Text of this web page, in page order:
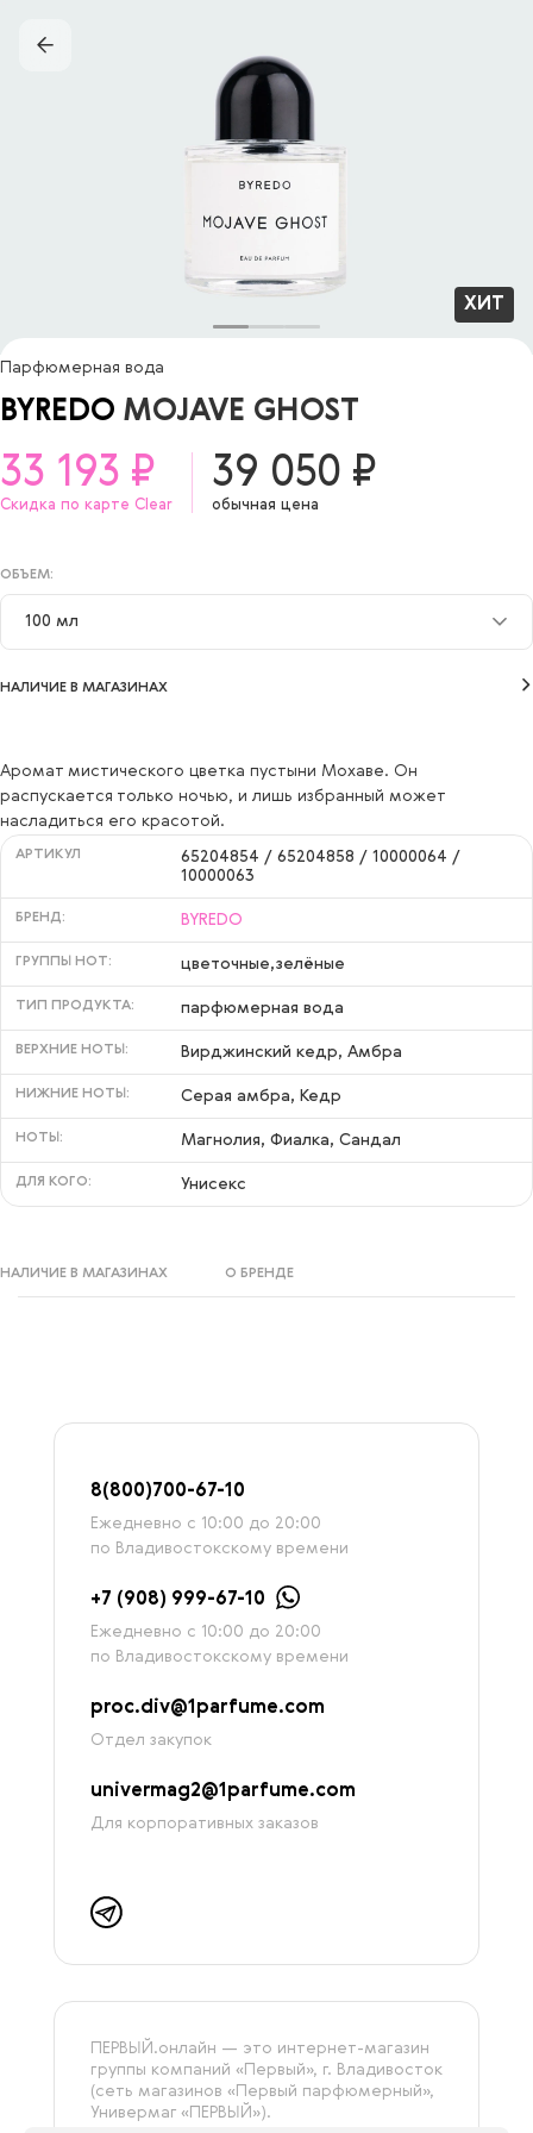
ХИТ
Парфюмерная вода
BYREDO MOJAVE GHOST
ОБЪЕМ:
100 мл
50 мл
33 193 ₽
Скидка по карте Clear
39 050 ₽
обычная цена
НАЛИЧИЕ В МАГАЗИНАХ
Аромат мистического цветка пустыни Мохаве. Он
распускается только ночью, и лишь избранный может
насладиться его красотой.
АРТИКУЛ
65204854 / 65204858 / 10000064 /
10000063
БРЕНД: BYREDO
ГРУППЫ НОТ: цветочные,зелёные
ТИП ПРОДУКТА: парфюмерная вода
ВЕРХНИЕ НОТЫ: Вирджинский кедр, Амбра
НИЖНИЕ НОТЫ: Серая амбра, Кедр
НОТЫ: Магнолия, Фиалка, Сандал
ДЛЯ КОГО: Унисекс
НАЛИЧИЕ В МАГАЗИНАХ О БРЕНДЕ
8(800)700-67-10
Ежедневно с 10:00 до 20:00
по Владивостокскому времени
+7 (908) 999-67-10
Ежедневно с 10:00 до 20:00
по Владивостокскому времени
proc.div@1parfume.com
Отдел закупок
univermag2@1parfume.com
Для корпоративных заказов
ПЕРВЫЙ.онлайн — это интернет-магазин
группы компаний «‎Первый», г. Владивосток
(сеть магазинов «Первый парфюмерный»,
Универмаг «ПЕРВЫЙ»).